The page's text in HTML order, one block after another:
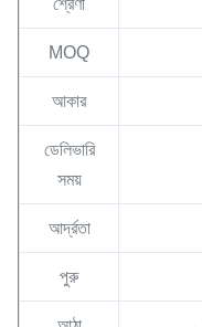
শ্রেণী
MOQ
আকার
ডেলিভারি
সময়
আর্দ্রতা
পুরু